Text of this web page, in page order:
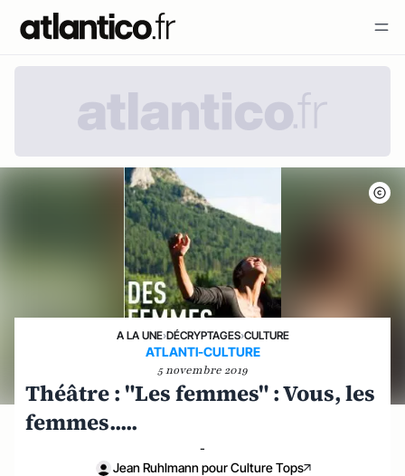
A LA UNE›DÉCRYPTAGES›CULTURE
ATLANTI-CULTURE
5 novembre 2019
Théâtre : "Les femmes" : Vous, les
femmes.....
-
Jean Ruhlmann pour Culture Tops